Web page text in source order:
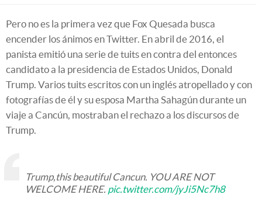
Pero no es la primera vez que Fox Quesada busca
encender los ánimos en Twitter. En abril de 2016, el
panista emitió una serie de tuits en contra del entonces
candidato a la presidencia de Estados Unidos, Donald
Trump. Varios tuits escritos con un inglés atropellado y con
fotografías de él y su esposa Martha Sahagún durante un
viaje a Cancún, mostraban el rechazo a los discursos de
Trump.
Trump,this beautiful Cancun. YOU ARE NOT
WELCOME HERE. pic.twitter.com/jyJi5Nc7h8